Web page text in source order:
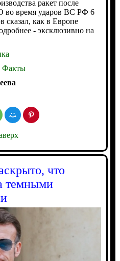
ракет после
во время ударов ВС РФ 6
сказал, как в Европе
- эксклюзивно на
Факты
что
темными